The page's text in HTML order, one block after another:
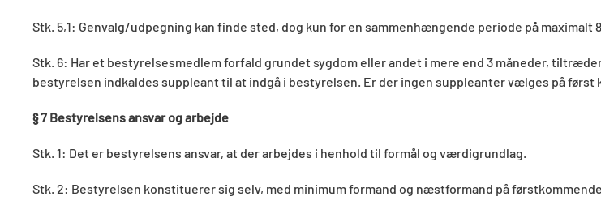
Stk. 5,1: Genvalg/udpegning kan finde sted, dog kun for en sammenhængende periode på maximalt
Stk. 6: Har et bestyrelsesmedlem forfald grundet sygdom eller andet i mere end 3 måneder,
bestyrelsen indkaldes suppleant til at indgå i bestyrelsen. Er der ingen suppleanter vælges på
§ 7 Bestyrelsens ansvar og arbejde
Stk. 1: Det er bestyrelsens ansvar, at der arbejdes i henhold til formål og værdigrundlag.
Stk. 2: Bestyrelsen konstituerer sig selv, med minimum formand og næstformand på